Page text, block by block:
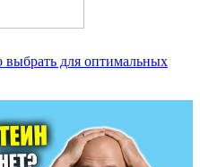
выбрать для оптимальных